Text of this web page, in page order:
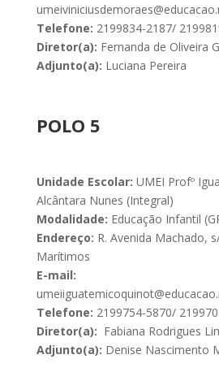
Telefone: 2199834-2187/
Diretor(a): Fernanda de Oliveira
Adjunto(a): Luciana Pereira
POLO 5
Unidade Escolar: UMEI Profº
Alcântara Nunes (Integral)
Modalidade: Educação Infantil
Endereço: R. Avenida Machado,
Marítimos
E-mail:
Telefone: 2199754-5870/
Diretor(a): Fabiana Rodrigues
Adjunto(a): Denise Nascimento